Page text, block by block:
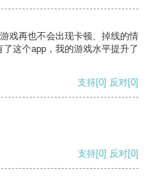
戏再也不会出现卡顿、掉线的情
这个app，我的游戏水平提升了
支持[0] 反对[0]
支持[0] 反对[0]